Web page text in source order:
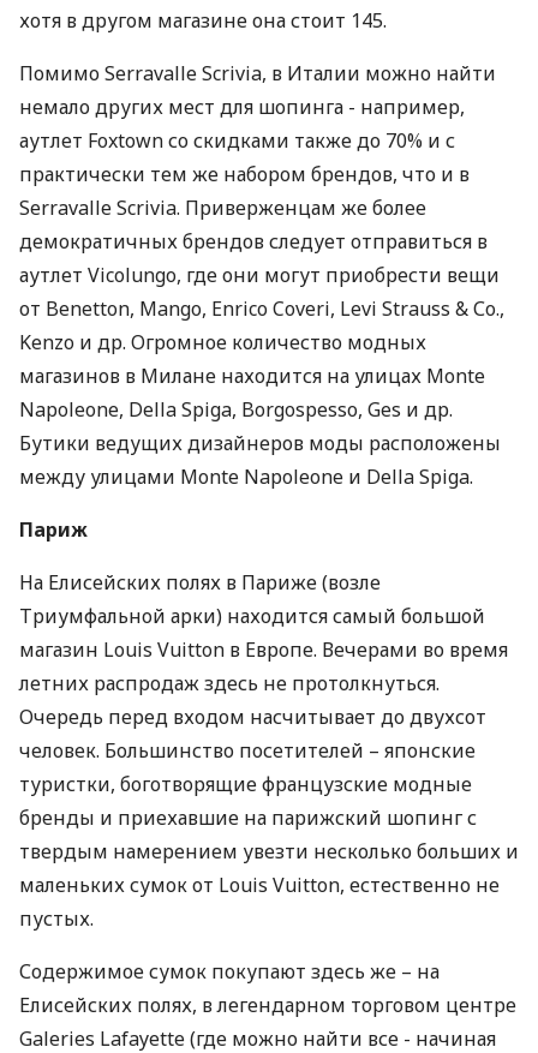
хотя в другом магазине она стоит 145.
Помимо Serravalle Scrivia, в Италии можно найти
немало других мест для шопинга - например,
аутлет Foxtown со скидками также до 70% и с
практически тем же набором брендов, что и в
Serravalle Scrivia. Приверженцам же более
демократичных брендов следует отправиться в
аутлет Vicolungo, где они могут приобрести вещи
от Benetton, Mango, Enrico Coveri, Levi Strauss & Сo.,
Kenzo и др. Огромное количество модных
магазинов в Милане находится на улицах Monte
Napoleone, Della Spiga, Borgospesso, Ges и др.
Бутики ведущих дизайнеров моды расположены
между улицами Monte Napoleone и Della Spiga.
Париж
На Елисейских полях в Париже (возле
Триумфальной арки) находится самый большой
магазин Louis Vuitton в Европе. Вечерами во время
летних распродаж здесь не протолкнуться.
Очередь перед входом насчитывает до двухсот
человек. Большинство посетителей – японские
туристки, боготворящие французские модные
бренды и приехавшие на парижский шопинг с
твердым намерением увезти несколько больших и
маленьких сумок от Louis Vuitton, естественно не
пустых.
Содержимое сумок покупают здесь же – на
Елисейских полях, в легендарном торговом центре
Galeries Lafayette (где можно найти все - начиная